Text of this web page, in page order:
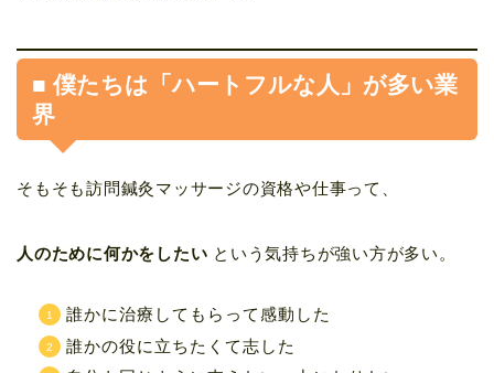
■ 僕たちは「ハートフルな人」が多い業
界
そもそも訪問鍼灸マッサージの資格や仕事って、
人のために何かをしたい という気持ちが強い方が多い。
誰かに治療してもらって感動した
誰かの役に立ちたくて志した